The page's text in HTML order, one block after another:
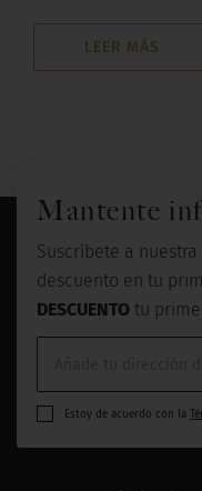
LEER MÁS
Mantente
Suscríbete a
descuento en tu
DESCUENTO tu
Estoy de acuerdo con la